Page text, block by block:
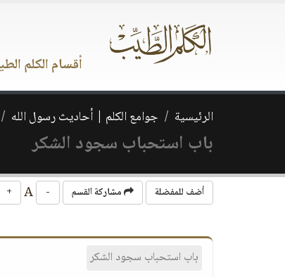
أقسام الكلم
الرئيسية جوامع الكلم | أحاديث رسول الله
باب استحباب سجود الشكر
أضف للمفضلة مشاركة القسم -
+
باب استحباب سجود الشكر